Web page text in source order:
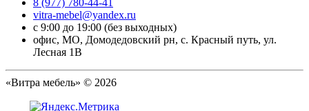
8 (977) 780-44-41
vitra-mebel@yandex.ru
с 9:00 до 19:00 (без выходных)
офис, МО, Домодедовский рн, с. Красный путь, ул.
Лесная 1В
«Витра мебель» © 2026